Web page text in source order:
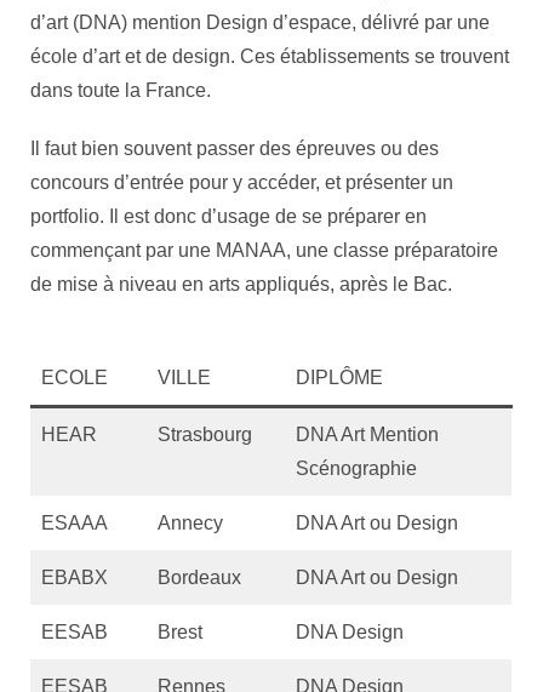
d’art (DNA) mention Design d’espace, délivré par une
école d’art et de design. Ces établissements se trouvent
dans toute la France.
Il faut bien souvent passer des épreuves ou des
concours d’entrée pour y accéder, et présenter un
portfolio. Il est donc d’usage de se préparer en
commençant par une MANAA, une classe préparatoire
de mise à niveau en arts appliqués, après le Bac.
ECOLE VILLE DIPLÔME
HEAR Strasbourg
DNA Art Mention
Scénographie
ESAAA Annecy DNA Art ou Design
EBABX Bordeaux DNA Art ou Design
EESAB Brest DNA Design
EESAB Rennes DNA Design